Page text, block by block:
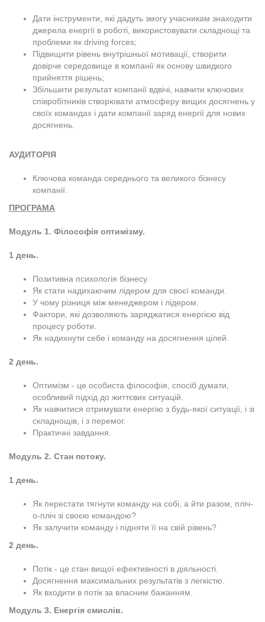
Дати інструменти, які дадуть змогу учасникам знаходити
джерела енергії в роботі, використовувати складнощі та
проблеми як driving forces;
Підвищити рівень внутрішньої мотивації, створити
довірче середовище в компанії як основу швидкого
прийняття рішень;
Збільшити результат компанії вдвічі, навчити ключових
співробітників створювати атмосферу вищих досягнень у
своїх командах і дати компанії заряд енергії для нових
досягнень.
АУДИТОРІЯ
Ключова команда середнього та великого бізнесу
компанії.
ПРОГРАМА
Модуль 1. Філософія оптимізму.
1 день.
Позитивна психологія бізнесу.
Як стати надихаючим лідером для своєї команди.
У чому різниця між менеджером і лідером.
Фактори, які дозволяють заряджатися енергією від
процесу роботи.
Як надихнути себе і команду на досягнення цілей.
2 день.
Оптимізм - це особиста філософія, спосіб думати,
особливий підхід до життєвих ситуацій.
Як навчитися отримувати енергію з будь-якої ситуації, і зі
складнощів, і з перемог.
Практичні завдання.
Модуль 2. Стан потоку.
1 день.
Як перестати тягнути команду на собі, а йти разом, пліч-
о-пліч зі своєю командою?
Як залучити команду і підняти її на свій рівень?
2 день.
Потік - це стан вищої ефективності в діяльності.
Досягнення максимальних результатів з легкістю.
Як входити в потік за власним бажанням.
Модуль 3. Енергія смислів.